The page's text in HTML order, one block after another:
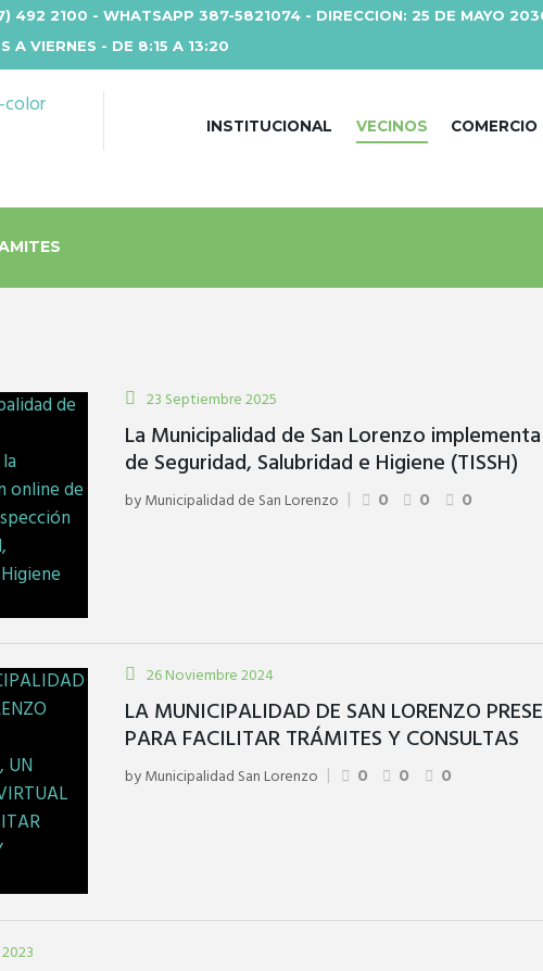
492 2100 - WHATSAPP 387-5821074 - DIRECCION: 25 DE MAYO
A VIERNES - DE 8:15 A 13:20
INSTITUCIONAL VECINOS COMERCIO
23 Septiembre 2025
La Municipalidad de San Lorenzo
de Seguridad, Salubridad e Higiene (TISSH)
byMunicipalidad de San Lorenzo 0 0 0
26 Noviembre 2024
LA MUNICIPALIDAD DE SAN LORENZO
PARA FACILITAR TRÁMITES Y CONSULTAS
byMunicipalidad San Lorenzo 0 0 0